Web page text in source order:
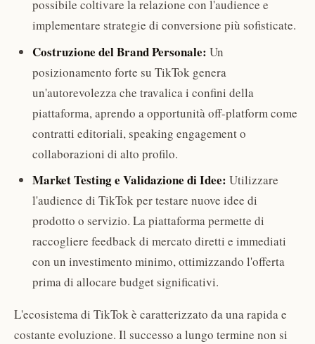
possibile coltivare la relazione con l'audience e
implementare strategie di conversione più sofisticate.
Costruzione del Brand Personale: Un
posizionamento forte su TikTok genera
un'autorevolezza che travalica i confini della
piattaforma, aprendo a opportunità off-platform come
contratti editoriali, speaking engagement o
collaborazioni di alto profilo.
Market Testing e Validazione di Idee: Utilizzare
l'audience di TikTok per testare nuove idee di
prodotto o servizio. La piattaforma permette di
raccogliere feedback di mercato diretti e immediati
con un investimento minimo, ottimizzando l'offerta
prima di allocare budget significativi.
L'ecosistema di TikTok è caratterizzato da una rapida e
costante evoluzione. Il successo a lungo termine non si